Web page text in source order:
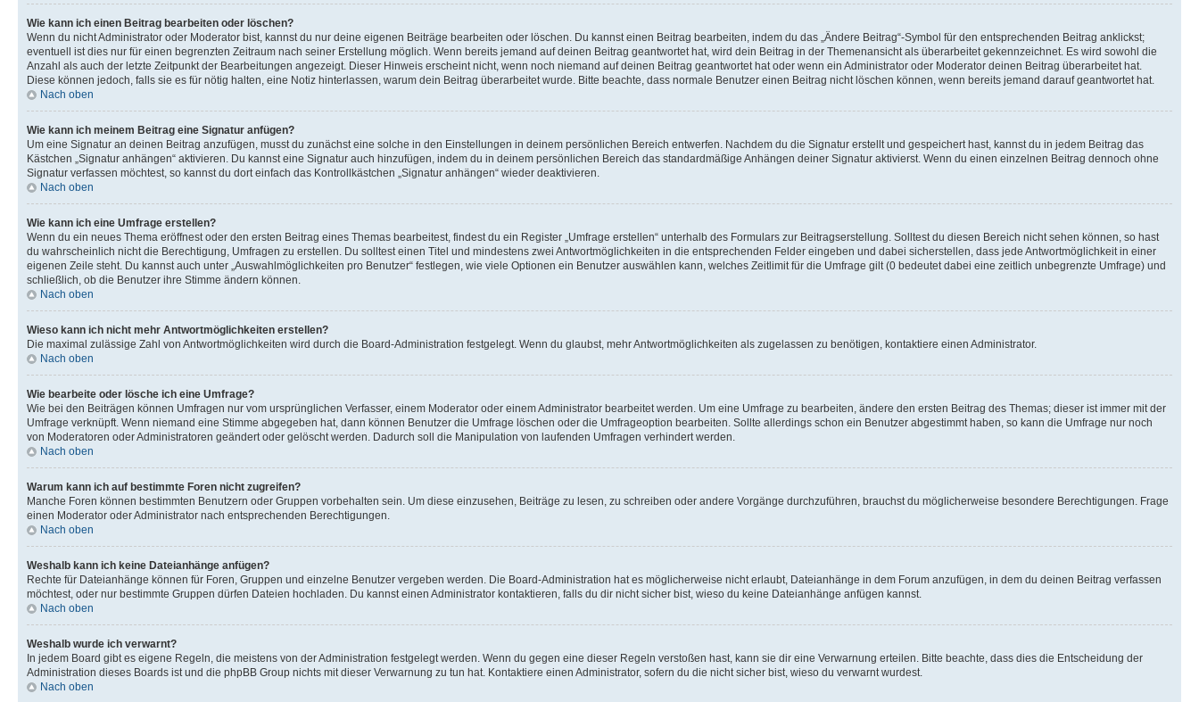
Wie kann ich einen Beitrag bearbeiten oder löschen?
Wenn du nicht Administrator oder Moderator bist, kannst du nur deine eigenen Beiträge bearbeiten oder löschen. Du kannst einen Beitrag bearbeiten, indem du das „Ändere Beitrag“-Symbol für den entsprechenden Beitrag anklickst;
eventuell ist dies nur für einen begrenzten Zeitraum nach seiner Erstellung möglich. Wenn bereits jemand auf deinen Beitrag geantwortet hat, wird dein Beitrag in der Themenansicht als überarbeitet gekennzeichnet. Es wird sowohl die
Anzahl als auch der letzte Zeitpunkt der Bearbeitungen angezeigt. Dieser Hinweis erscheint nicht, wenn noch niemand auf deinen Beitrag geantwortet hat oder wenn ein Administrator oder Moderator deinen Beitrag überarbeitet hat.
Diese können jedoch, falls sie es für nötig halten, eine Notiz hinterlassen, warum dein Beitrag überarbeitet wurde. Bitte beachte, dass normale Benutzer einen Beitrag nicht löschen können, wenn bereits jemand darauf geantwortet hat.
Nach oben
Wie kann ich meinem Beitrag eine Signatur anfügen?
Um eine Signatur an deinen Beitrag anzufügen, musst du zunächst eine solche in den Einstellungen in deinem persönlichen Bereich entwerfen. Nachdem du die Signatur erstellt und gespeichert hast, kannst du in jedem Beitrag das
Kästchen „Signatur anhängen“ aktivieren. Du kannst eine Signatur auch hinzufügen, indem du in deinem persönlichen Bereich das standardmäßige Anhängen deiner Signatur aktivierst. Wenn du einen einzelnen Beitrag dennoch ohne
Signatur verfassen möchtest, so kannst du dort einfach das Kontrollkästchen „Signatur anhängen“ wieder deaktivieren.
Nach oben
Wie kann ich eine Umfrage erstellen?
Wenn du ein neues Thema eröffnest oder den ersten Beitrag eines Themas bearbeitest, findest du ein Register „Umfrage erstellen“ unterhalb des Formulars zur Beitragserstellung. Solltest du diesen Bereich nicht sehen können, so hast
du wahrscheinlich nicht die Berechtigung, Umfragen zu erstellen. Du solltest einen Titel und mindestens zwei Antwortmöglichkeiten in die entsprechenden Felder eingeben und dabei sicherstellen, dass jede Antwortmöglichkeit in einer
eigenen Zeile steht. Du kannst auch unter „Auswahlmöglichkeiten pro Benutzer“ festlegen, wie viele Optionen ein Benutzer auswählen kann, welches Zeitlimit für die Umfrage gilt (0 bedeutet dabei eine zeitlich unbegrenzte Umfrage) und
schließlich, ob die Benutzer ihre Stimme ändern können.
Nach oben
Wieso kann ich nicht mehr Antwortmöglichkeiten erstellen?
Die maximal zulässige Zahl von Antwortmöglichkeiten wird durch die Board-Administration festgelegt. Wenn du glaubst, mehr Antwortmöglichkeiten als zugelassen zu benötigen, kontaktiere einen Administrator.
Nach oben
Wie bearbeite oder lösche ich eine Umfrage?
Wie bei den Beiträgen können Umfragen nur vom ursprünglichen Verfasser, einem Moderator oder einem Administrator bearbeitet werden. Um eine Umfrage zu bearbeiten, ändere den ersten Beitrag des Themas; dieser ist immer mit der
Umfrage verknüpft. Wenn niemand eine Stimme abgegeben hat, dann können Benutzer die Umfrage löschen oder die Umfrageoption bearbeiten. Sollte allerdings schon ein Benutzer abgestimmt haben, so kann die Umfrage nur noch
von Moderatoren oder Administratoren geändert oder gelöscht werden. Dadurch soll die Manipulation von laufenden Umfragen verhindert werden.
Nach oben
Warum kann ich auf bestimmte Foren nicht zugreifen?
Manche Foren können bestimmten Benutzern oder Gruppen vorbehalten sein. Um diese einzusehen, Beiträge zu lesen, zu schreiben oder andere Vorgänge durchzuführen, brauchst du möglicherweise besondere Berechtigungen. Frage
einen Moderator oder Administrator nach entsprechenden Berechtigungen.
Nach oben
Weshalb kann ich keine Dateianhänge anfügen?
Rechte für Dateianhänge können für Foren, Gruppen und einzelne Benutzer vergeben werden. Die Board-Administration hat es möglicherweise nicht erlaubt, Dateianhänge in dem Forum anzufügen, in dem du deinen Beitrag verfassen
möchtest, oder nur bestimmte Gruppen dürfen Dateien hochladen. Du kannst einen Administrator kontaktieren, falls du dir nicht sicher bist, wieso du keine Dateianhänge anfügen kannst.
Nach oben
Weshalb wurde ich verwarnt?
In jedem Board gibt es eigene Regeln, die meistens von der Administration festgelegt werden. Wenn du gegen eine dieser Regeln verstoßen hast, kann sie dir eine Verwarnung erteilen. Bitte beachte, dass dies die Entscheidung der
Administration dieses Boards ist und die phpBB Group nichts mit dieser Verwarnung zu tun hat. Kontaktiere einen Administrator, sofern du die nicht sicher bist, wieso du verwarnt wurdest.
Nach oben